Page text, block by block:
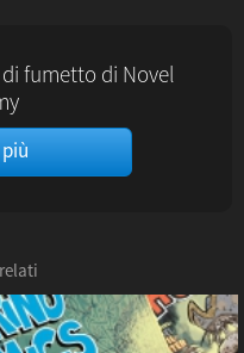
fumetto di Novel